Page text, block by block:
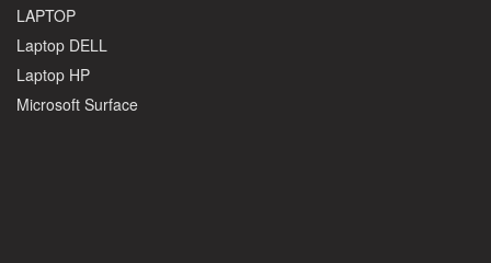
LAPTOP
Laptop DELL
Laptop HP
Microsoft Surface